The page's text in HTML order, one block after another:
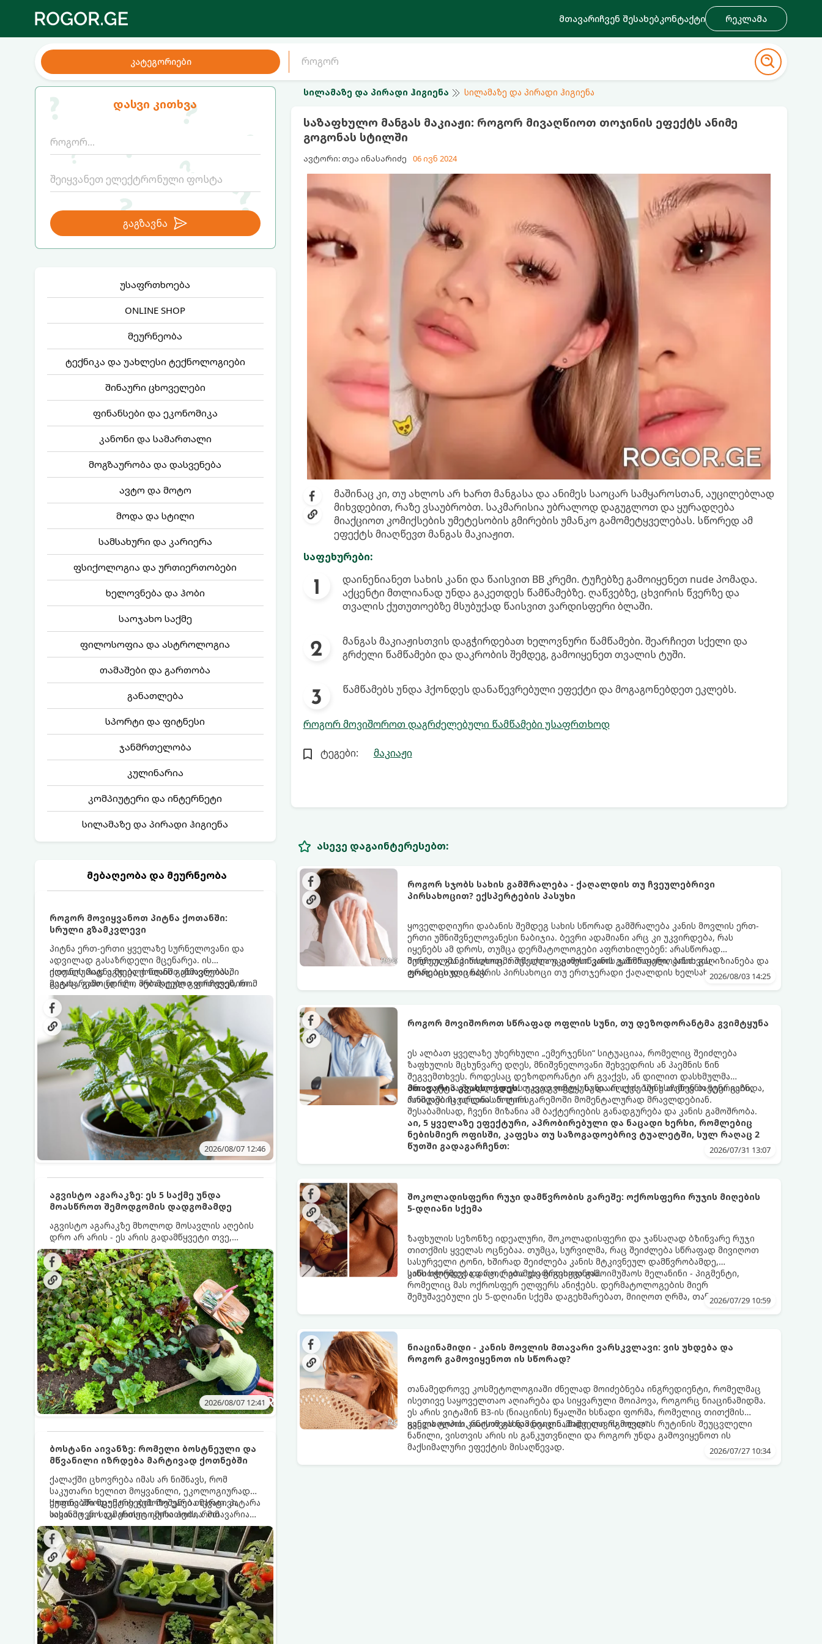
მთავარიჩვენ შესახებკონტაქტი რეკლამა
კატეგორიები
დასვი კითხვა
გაგზავნა
უსაფრთხოება
ONLINE SHOP
მეურნეობა
ტექნიკა და უახლესი ტექნოლოგიები
შინაური ცხოველები
ფინანსები და ეკონომიკა
კანონი და სამართალი
მოგზაურობა და დასვენება
ავტო და მოტო
მოდა და სტილი
სამსახური და კარიერა
ფსიქოლოგია და ურთიერთობები
ხელოვნება და ჰობი
საოჯახო საქმე
ფილოსოფია და ასტროლოგია
თამაშები და გართობა
განათლება
სპორტი და ფიტნესი
ჯანმრთელობა
კულინარია
კომპიუტერი და ინტერნეტი
სილამაზე და პირადი ჰიგიენა
მებაღეობა და მეურნეობა
როგორ მოვიყვანოთ პიტნა ქოთანში:
სრული გზამკვლევი
პიტნა ერთ-ერთი ყველაზე სურნელოვანი და
ადვილად გასაზრდელი მცენარეა. ის
იდეალურად ეგუება ქოთანში ცხოვრებას,
მეტიც, გამოცდილი მებაღეები გვირჩევენ, რომ
პიტნა მხოლოდ ქოთანში მოვიყვანოთ, რადგან
ღია გრუნტში (ბაღში) დარგვისას ის ფესვებით
ძალიან სწრაფად ვრცელდება და სხვა
მცენარეებს ავიწროებს.
ქოთნის პიტნა მთელი წლის განმავლობაში
გაგახარებთ ნორჩი, არომატული ფოთლებით
ჩაის, ლიმონათისა თუ კერძებისთვის.
2026/08/07 12:46
აგვისტო აგარაკზე: ეს 5 საქმე უნდა
მოასწროთ შემოდგომის დადგომამდე
აგვისტო აგარაკზე მხოლოდ მოსავლის აღების
დრო არ არის - ეს არის გადამწყვეტი თვე,
როდესაც საფუძველი ეყრება მომავალი წლის
მოსავალს და ბაღი მზადდება შემოდგომა-
ზამთრის სეზონისთვის. იმისათვის, რომ
ნიადაგმა ენერგია აღიდგინოს, ხოლო
მცენარეებმა ზამთარს გაუძლონ, აგვისტოს
ბოლომდე 5 მნიშვნელოვანი საქმის გაკეთება
უნდა მოასწროთ:
2026/08/07 12:41
ბოსტანი აივანზე: რომელი ბოსტნეული და
მწვანილი იზრდება მარტივად ქოთნებში
ქალაქში ცხოვრება იმას არ ნიშნავს, რომ
საკუთარი ხელით მოყვანილი, ეკოლოგიურად
სუფთა პროდუქტის გემოზე უარი თქვათ. პატარა
აივანიც კი საკმარისია იმისათვის, რომ
მოიწყოთ მინი-ბოსტანი, საიდანაც
ყოველდღიურად ახალ, არომატულ მწვანილსა
და ბოსტნეულს მოკრეფთ.
ქოთნებში მცენარეების მოშენება მარტივი,
სასიამოვნო და ესთეტიკური ჰობია. მთავარია
იცოდეთ, რომელი კულტურები ეგუებიან
ქოთნის პირობებს ყველაზე კარგად და როგორ
მოუაროთ მათ სწორად.
სილამაზე და პირადი ჰიგიენა სილამაზე და პირადი ჰიგიენა
საზაფხულო მანგას მაკიაჟი: როგორ მივაღწიოთ თოჯინის ეფექტს ანიმე
გოგონას სტილში
ავტორი: თეა ინასარიძე 06 ივნ 2024
მაშინაც კი, თუ ახლოს არ ხართ მანგასა და ანიმეს საოცარ სამყაროსთან, აუცილებლად
მიხვდებით, რაზე ვსაუბრობთ. საკმარისია უბრალოდ დაგუგლოთ და ყურადღება
მიაქციოთ კომიქსების უმეტესობის გმირების უმანკო გამომეტყველებას. სწორედ ამ
ეფექტს მიაღწევთ მანგას მაკიაჟით.
საფეხურები:
დაინენიანეთ სახის კანი და წაისვით BB კრემი. ტუჩებზე გამოიყენეთ nude პომადა.
აქცენტი მთლიანად უნდა გაკეთდეს წამწამებზე. ღაწვებზე, ცხვირის წვერზე და
თვალის ქუთუთოებზე მსუბუქად წაისვით ვარდისფერი ბლაში.
მანგას მაკიაჟისთვის დაგჭირდებათ ხელოვნური წამწამები. შეარჩიეთ სქელი და
გრძელი წამწამები და დაკრობის შემდეგ, გამოიყენეთ თვალის ტუში.
წამწამებს უნდა ჰქონდეს დანაწევრებული ეფექტი და მოგაგონებდეთ ეკლებს.
როგორ მოვიშოროთ დაგრძელებული წამწამები უსაფრთხოდ
ტეგები: მაკიაჟი
ასევე დაგაინტერესებთ:
როგორ სჯობს სახის გამშრალება - ქაღალდის თუ ჩვეულებრივი
პირსახოცით? ექსპერტების პასუხი
ყოველდღიური დაბანის შემდეგ სახის სწორად გამშრალება კანის მოვლის ერთ-
ერთი უმნიშვნელოვანესი ნაბიჯია. ბევრი ადამიანი არც კი უკვირდება, რას
იყენებს ამ დროს, თუმცა დერმატოლოგები აფრთხილებენ: არასწორად
შერჩეულმა პირსახოცმა შესაძლოა გამოიწვიოს გამონაყარი, კანის გაღიზიანება და
ფორების დაცობა.
მოდით, განვიხილოთ, რომელია უკეთესი კანის ჯანმრთელობისთვის -
ტრადიციული ნაჭრის პირსახოცი თუ ერთჯერადი ქაღალდის ხელსახოცი?2026/08/03 14:25
როგორ მოვიშოროთ სწრაფად ოფლის სუნი, თუ დეზოდორანტმა გვიმტყუნა
ეს ალბათ ყველაზე უხერხული „ემერჯენსი“ სიტუაციაა, რომელიც შეიძლება
ზაფხულის მცხუნვარე დღეს, მნიშვნელოვანი შეხვედრის ან პაემნის წინ
შეგვემთხვეს. როდესაც დეზოდორანტი არ გვაქვს, ან დილით დასხმულმა
პროდუქტმა შუადღისთვის უკვე გვიმტყუნა და იღლიებში უსიამოვნო სუნი გაჩნდა,
პანიკაში ჩავარდნა არ ღირს.
მთავარია გვახსოვდეს:თავად ოფლს სუნი არ აქვს. სუნს აჩენენ ბაქტერიები,
რომლებიც იღლიის ნოტიო გარემოში მომენტალურად მრავლდებიან.
შესაბამისად, ჩვენი მიზანია ამ ბაქტერიების განადგურება და კანის გამოშრობა.
აი, 5 ყველაზე ეფექტური, აპრობირებული და ნაცადი ხერხი, რომლებიც
ნებისმიერ ოფისში, კაფესა თუ საზოგადოებრივ ტუალეტში, სულ რაღაც 2
წუთში გადაგარჩენთ:
2026/07/31 13:07
შოკოლადისფერი რუჯი დამწვრობის გარეშე: ოქროსფერი რუჯის მიღების
5-დღიანი სქემა
ზაფხულის სეზონზე იდეალური, შოკოლადისფერი და ჯანსაღად ბზინვარე რუჯი
თითქმის ყველას ოცნებაა. თუმცა, სურვილმა, რაც შეიძლება სწრაფად მივიღოთ
სასურველი ტონი, ხშირად შეიძლება კანის მტკივნეულ დამწვრობამდე,
სიწითლემდე და აცილებამდე მიგვიყვანოს.
კანს სჭირდება დრო, რათა უსაფრთხოდ გამოიმუშაოს მელანინი - პიგმენტი,
რომელიც მას ოქროსფერ ელფერს ანიჭებს. დერმატოლოგების მიერ
შემუშავებული ეს 5-დღიანი სქემა დაგეხმარებათ, მიიღოთ ღრმა, თანაბარი და
2026/07/29 10:59
ნიაცინამიდი - კანის მოვლის მთავარი ვარსკვლავი: ვის უხდება და
როგორ გამოვიყენოთ ის სწორად?
თანამედროვე კოსმეტოლოგიაში ძნელად მოიძებნება ინგრედიენტი, რომელმაც
ისეთივე საყოველთაო აღიარება და სიყვარული მოიპოვა, როგორც ნიაცინამიდმა.
ეს არის ვიტამინ B3-ის (ნიაცინის) წყალში ხსნადი ფორმა, რომელიც თითქმის
ყველა ტიპის კანისთვის ნამდვილი „მაშველი რგოლია“.
განვიხილოთ, რატომ გახდა ნიაცინამიდი თავის მოვლის რუტინის შეუცვლელი
ნაწილი, ვისთვის არის ის განკუთვნილი და როგორ უნდა გამოვიყენოთ ის
მაქსიმალური ეფექტის მისაღწევად.
2026/07/27 10:34